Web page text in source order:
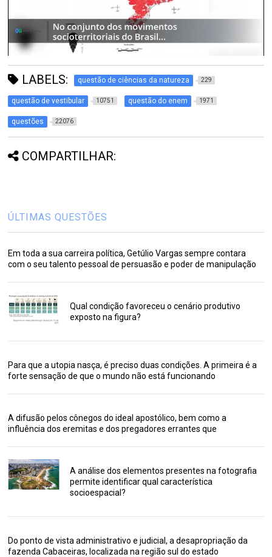
LABELS: questão de ciências da natureza 229
questão de vestibular 10751 questão do enem 1971
questões 22076
COMPARTILHAR:
ÚLTIMAS QUESTÕES
Em toda a sua carreira política, Getúlio Vargas sempre contara
com o seu talento pessoal de persuasão e poder de manipulação
Qual condição favoreceu o cenário produtivo
exposto na figura?
Para que a utopia nasça, é preciso duas condições. A primeira é a
forte sensação de que o mundo não está funcionando
A difusão pelos cônegos do ideal apostólico, bem como a
influência dos eremitas e dos pregadores errantes que
A análise dos elementos presentes na fotografia
permite identificar qual característica
socioespacial?
Do ponto de vista administrativo e judicial, a desapropriação da
fazenda Cabaceiras, localizada na região sul do estado